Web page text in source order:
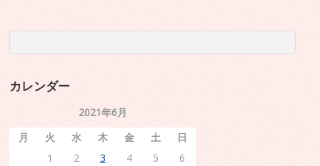
カレンダー
2021年6月
月
火 水 木 金 土 日
1 2 3 4 5
6